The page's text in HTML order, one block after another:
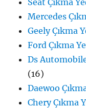
Mercedes
Geely Çıkma
Ford Çıkma
Ds
(16)
Daewoo
Chery Çıkma